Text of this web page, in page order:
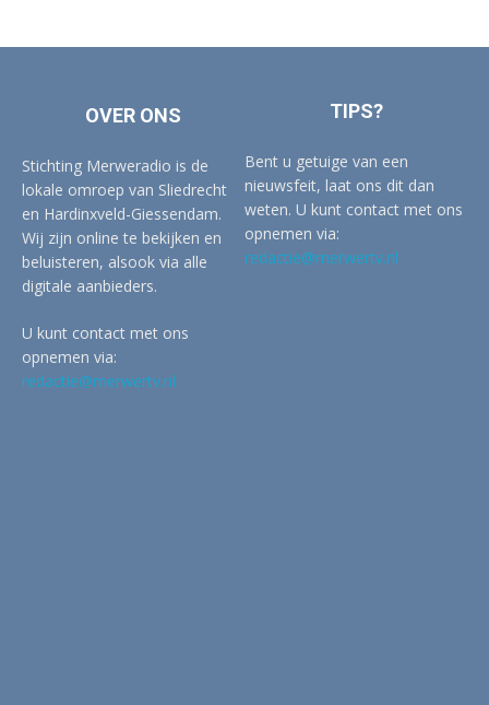
OVER ONS
Stichting Merweradio is de
lokale omroep van Sliedrecht
en Hardinxveld-Giessendam.
Wij zijn online te bekijken en
beluisteren, alsook via alle
digitale aanbieders.
U kunt contact met ons
opnemen via:
redactie@merwertv.nl
TIPS?
Bent u getuige van een
nieuwsfeit, laat ons dit dan
weten. U kunt contact met ons
opnemen via:
redactie@merwertv.nl